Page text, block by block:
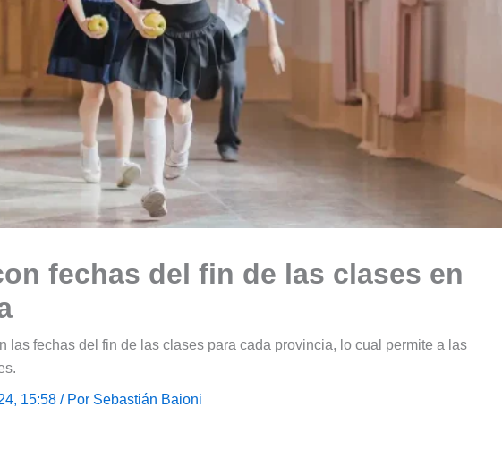
fechas del fin de las clases en
las fechas del fin de las clases para cada provincia, lo cual permite a las
15:58 / Por Sebastián Baioni